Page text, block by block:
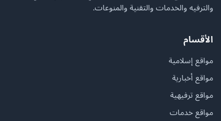
والترفيه والخدمات والتقنية والمنوعات.
الأقسام
مواقع إسلامية
مواقع أخبارية
مواقع ترفيهية
مواقع خدمات